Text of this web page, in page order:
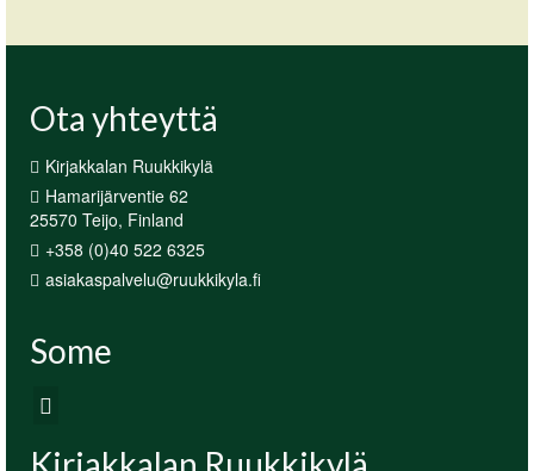
Ota yhteyttä
Kirjakkalan Ruukkikylä
Hamarijärventie 62
25570 Teijo, Finland
+358 (0)40 522 6325
asiakaspalvelu@ruukkikyla.fi
Some